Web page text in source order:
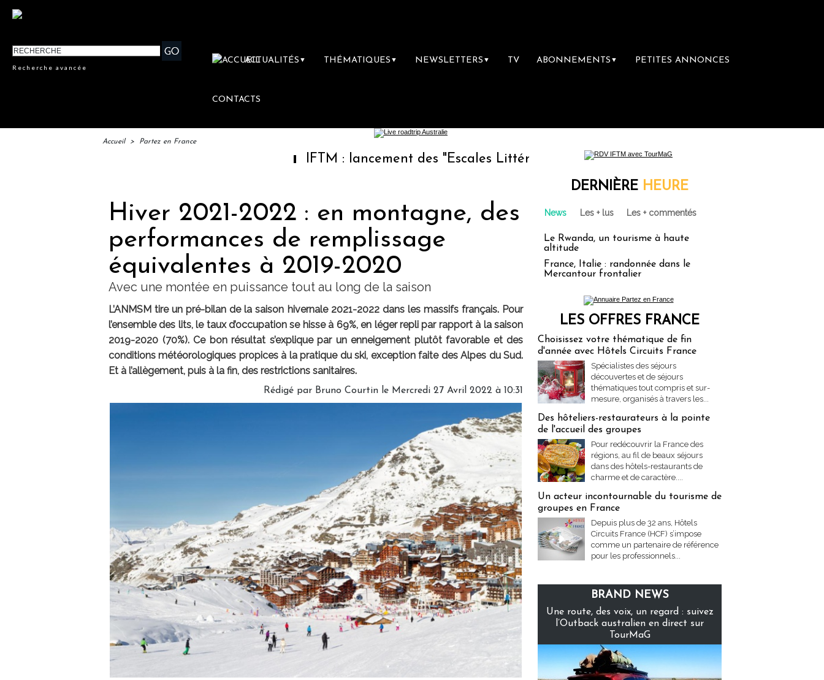
Recherche avancée
ACTUALITÉS ▼ THÉMATIQUES ▼ NEWSLETTERS ▼ TV ABONNEMENTS ▼ PETITES ANNONCES
CONTACTS
Accueil > Partez en France
IFTM : lancement des "Escales Littéraires", la première librairie du voyage
Hiver 2021-2022 : en montagne, des
performances de remplissage
équivalentes à 2019-2020
Avec une montée en puissance tout au long de la saison
L’ANMSM tire un pré-bilan de la saison hivernale 2021-2022 dans les massifs français. Pour
l’ensemble des lits, le taux d’occupation se hisse à 69%, en léger repli par rapport à la saison
2019-2020 (70%). Ce bon résultat s’explique par un enneigement plutôt favorable et des
conditions météorologiques propices à la pratique du ski, exception faite des Alpes du Sud.
Et à l’allègement, puis à la fin, des restrictions sanitaires.
Rédigé par Bruno Courtin le Mercredi 27 Avril 2022 à 10:31
DERNIÈRE HEURE
News Les + lus Les + commentés
Le Rwanda, un tourisme à haute
altitude
France, Italie : randonnée dans le
Mercantour frontalier
LES OFFRES FRANCE
Choisissez votre thématique de fin
d'année avec Hôtels Circuits France
Spécialistes des séjours
découvertes et de séjours
thématiques tout compris et sur-
mesure, organisés à travers les...
Des hôteliers-restaurateurs à la pointe
de l'accueil des groupes
Pour redécouvrir la France des
régions, au fil de beaux séjours
dans des hôtels-restaurants de
charme et de caractère....
Un acteur incontournable du tourisme de
groupes en France
Depuis plus de 32 ans, Hôtels
Circuits France (HCF) s’impose
comme un partenaire de référence
pour les professionnels...
BRAND NEWS
Une route, des voix, un regard : suivez
l’Outback australien en direct sur
TourMaG